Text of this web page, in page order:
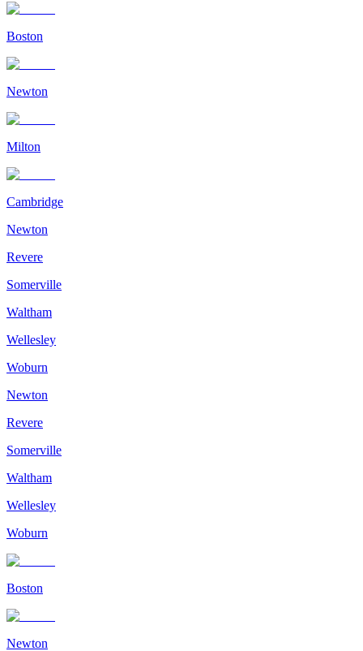
Boston
Newton
Milton
Cambridge
Newton
Revere
Somerville
Waltham
Wellesley
Woburn
Newton
Revere
Somerville
Waltham
Wellesley
Woburn
Boston
Newton